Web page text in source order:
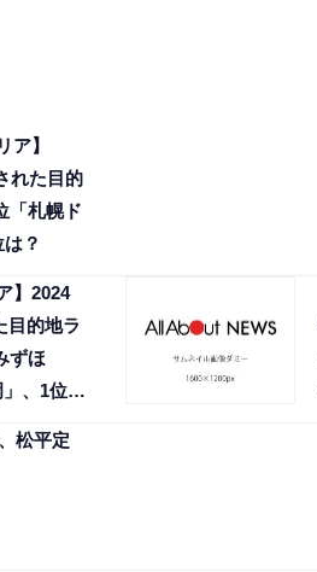
ア】
れた目的
「札幌ド
？
】2024
目的地ラ
ずほ
、1位
松平定